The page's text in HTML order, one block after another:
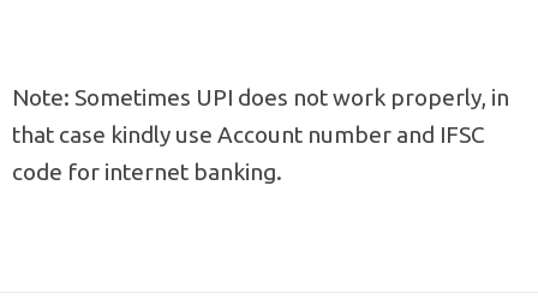
Note: Sometimes UPI does not work properly, in
that case kindly use Account number and IFSC
code for internet banking.